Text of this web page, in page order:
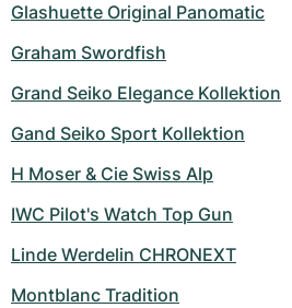
Glashuette Original Panomatic
Graham Swordfish
Grand Seiko Elegance Kollektion
Gand Seiko Sport Kollektion
H Moser & Cie Swiss Alp
IWC Pilot's Watch Top Gun
Linde Werdelin CHRONEXT
Montblanc Tradition